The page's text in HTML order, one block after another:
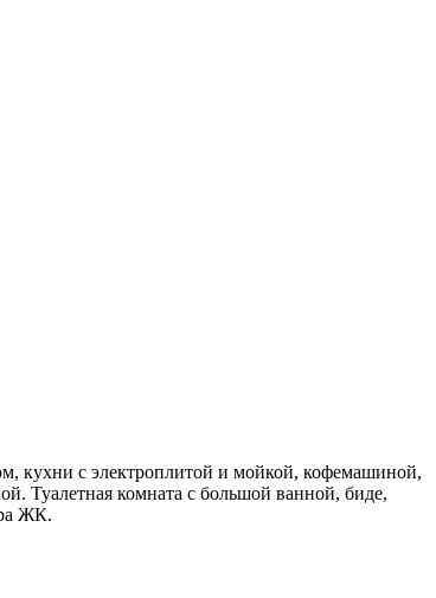
кухни с электроплитой и мойкой, кофемашиной,
Туалетная комната с большой ванной, биде,
ЖК.